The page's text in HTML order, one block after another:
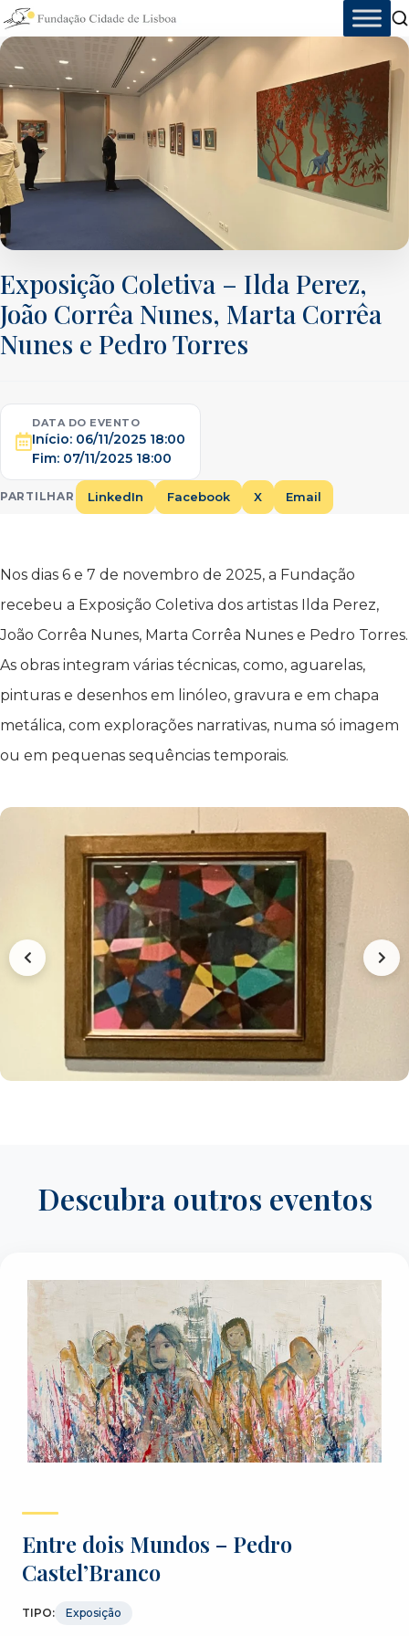
Skip
to
content
Exposição Coletiva – Ilda Perez,
João Corrêa Nunes, Marta Corrêa
Nunes e Pedro Torres
DATA DO EVENTO
Início: 06/11/2025 18:00
Fim: 07/11/2025 18:00
PARTILHAR LinkedIn Facebook X Email
Nos dias 6 e 7 de novembro de 2025, a Fundação
recebeu a Exposição Coletiva dos artistas Ilda Perez,
João Corrêa Nunes, Marta Corrêa Nunes e Pedro Torres.
As obras integram várias técnicas, como, aguarelas,
pinturas e desenhos em linóleo, gravura e em chapa
metálica, com explorações narrativas, numa só imagem
ou em pequenas sequências temporais.
Descubra outros eventos
Entre dois Mundos – Pedro
Castel’Branco
TIPO: Exposição